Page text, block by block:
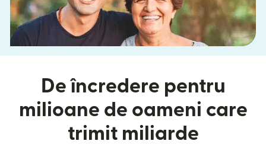
De încredere pentru
milioane de oameni care
trimit miliarde